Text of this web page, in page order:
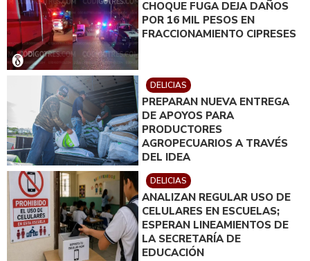
CHOQUE FUGA DEJA DAÑOS
POR 16 MIL PESOS EN
FRACCIONAMIENTO CIPRESES
DELICIAS
PREPARAN NUEVA ENTREGA
DE APOYOS PARA
PRODUCTORES
AGROPECUARIOS A TRAVÉS
DEL IDEA
DELICIAS
ANALIZAN REGULAR USO DE
CELULARES EN ESCUELAS;
ESPERAN LINEAMIENTOS DE
LA SECRETARÍA DE
EDUCACIÓN